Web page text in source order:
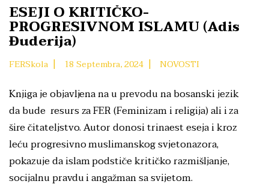
ESEJI O KRITIČKO-
PROGRESIVNOM ISLAMU (Adis
Đuderija)
FERSkola | 18 Septembra, 2024 | NOVOSTI
Knjiga je objavljena na u prevodu na bosanski jezik
da bude resurs za FER (Feminizam i religija) ali i za
šire čitateljstvo. Autor donosi trinaest eseja i kroz
leću progresivno muslimanskog svjetonazora,
pokazuje da islam podstiče kritičko razmišljanje,
socijalnu pravdu i angažman sa svijetom.